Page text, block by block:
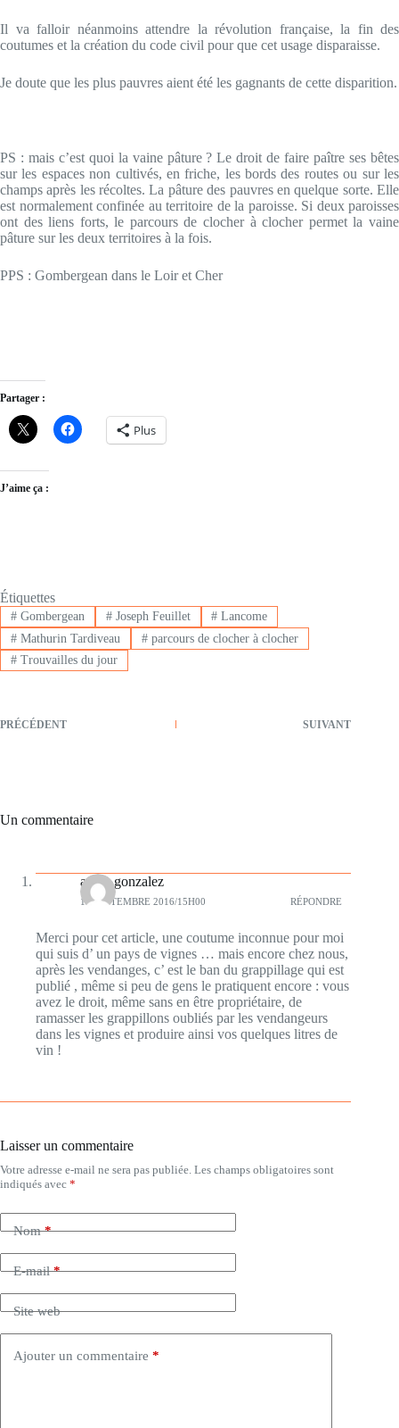
Il va falloir néanmoins attendre la révolution française, la fin des
coutumes et la création du code civil pour que cet usage disparaisse.
Je doute que les plus pauvres aient été les gagnants de cette disparition.
PS : mais c’est quoi la vaine pâture ? Le droit de faire paître ses bêtes
sur les espaces non cultivés, en friche, les bords des routes ou sur les
champs après les récoltes. La pâture des pauvres en quelque sorte. Elle
est normalement confinée au territoire de la paroisse. Si deux paroisses
ont des liens forts, le parcours de clocher à clocher permet la vaine
pâture sur les deux territoires à la fois.
PPS : Gombergean dans le Loir et Cher
Partager :
Plus
J’aime ça :
Étiquettes
#Gombergean #Joseph Feuillet # Lancome
#Mathurin Tardiveau #parcours de clocher à clocher
#Trouvailles du jour
PRÉCÉDENT SUIVANT
Un commentaire
annie gonzalez
13 SEPTEMBRE 2016/15H00 RÉPONDRE
Merci pour cet article, une coutume inconnue pour moi
qui suis d’ un pays de vignes … mais encore chez nous,
après les vendanges, c’ est le ban du grappillage qui est
publié , même si peu de gens le pratiquent encore : vous
avez le droit, même sans en être propriétaire, de
ramasser les grappillons oubliés par les vendangeurs
dans les vignes et produire ainsi vos quelques litres de
vin !
Laisser un commentaire
Votre adresse e-mail ne sera pas publiée. Les champs obligatoires sont
indiqués avec *
Nom*
E-mail*
Site web
Ajouter un commentaire *